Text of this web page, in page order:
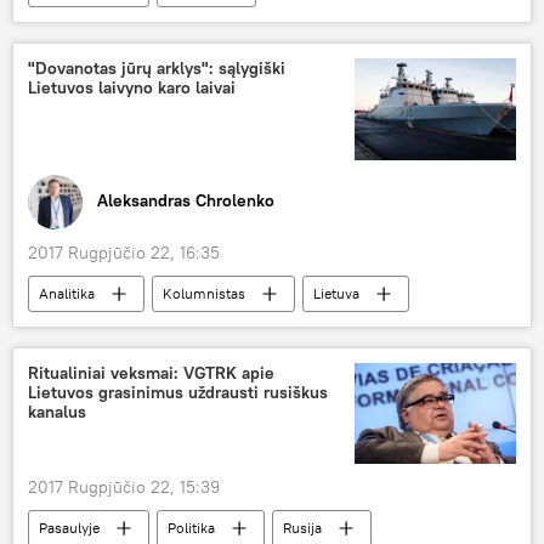
Vladimiras Antonovas
teismas
skundas
Bankininkas ir nacionalizacija
"Dovanotas jūrų arklys": sąlygiški
Lietuvos laivyno karo laivai
Aleksandras Chrolenko
2017 Rugpjūčio 22, 16:35
Analitika Kolumnistas
Lietuva
Karinės jūrų pajėgos
kariniai laivai
Ritualiniai veksmai: VGTRK apie
Lietuvos grasinimus uždrausti rusiškus
kanalus
2017 Rugpjūčio 22, 15:39
Pasaulyje Politika
Rusija